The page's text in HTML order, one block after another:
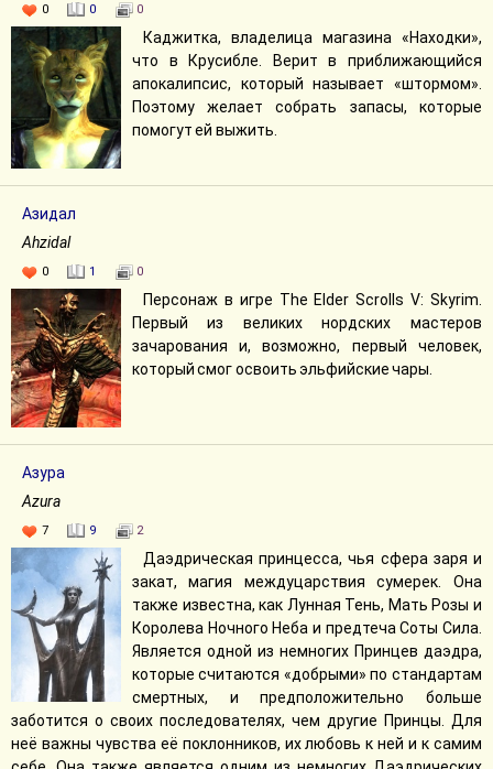
0 0 0
Каджитка, владелица магазина «Находки»,
что в Крусибле. Верит в приближающийся
апокалипсис, который называет «штормом».
Поэтому желает собрать запасы, которые
помогут ей выжить.
Азидал
Ahzidal
0 1 0
Персонаж в игре The Elder Scrolls V: Skyrim.
Первый из великих нордских мастеров
зачарования и, возможно, первый человек,
который смог освоить эльфийские чары.
Азура
Azura
7 9 2
Даэдрическая принцесса, чья сфера заря и
закат, магия междуцарствия сумерек. Она
также известна, как Лунная Тень, Мать Розы и
Королева Ночного Неба и предтеча Соты Сила.
Является одной из немногих Принцев даэдра,
которые считаются «добрыми» по стандартам
смертных, и предположительно больше
заботится о своих последователях, чем другие Принцы. Для
неё важны чувства её поклонников, их любовь к ней и к самим